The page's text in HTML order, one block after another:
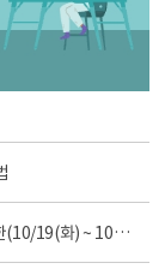
서버 이관으로 인한 홈페이지 이용 제한(10/19(화) ~ 10/20(수))